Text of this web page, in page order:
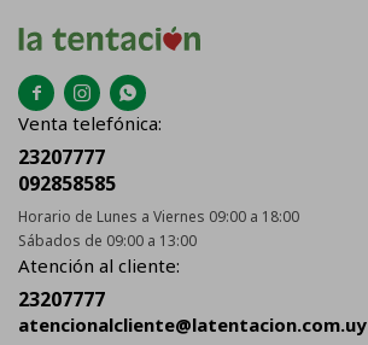
  
Venta telefónica:
23207777
092858585
Horario de Lunes a Viernes 09:00 a 18:00
Sábados de 09:00 a 13:00
Atención al cliente:
23207777
atencionalcliente@latentacion.com.uy